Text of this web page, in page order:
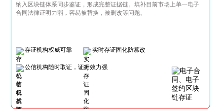
纳入区块链体系同步鉴证，形成完整证据链。填补目前市场上单一电子
合同法律证明力弱，容易被替换，被删改等问题。
存证机构权威可靠 实时存证固化防篡改
公信机构随时取证，证据效力强